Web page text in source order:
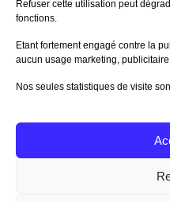
Refuser cette utilisation peut
fonctions.
Etant fortement engagé contre la
aucun usage marketing,
Nos seules statistiques de visite
Publié le
Sur le
Publié le
Avis de
Le Jeu de
Publié le